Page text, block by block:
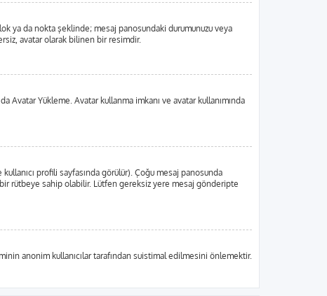
ya da nokta şeklinde; mesaj panosundaki durumunuzu veya
avatar olarak bilinen bir resimdir.
Avatar Yükleme. Avatar kullanma imkanı ve avatar kullanımında
profili sayfasında görülür). Çoğu mesaj panosunda
rütbeye sahip olabilir. Lütfen gereksiz yere mesaj gönderipte
anonim kullanıcılar tarafından suistimal edilmesini önlemektir.